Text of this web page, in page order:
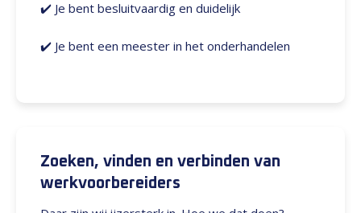
✔️ Je bent besluitvaardig en duidelijk
✔️ Je bent een meester in het onderhandelen
Zoeken, vinden en verbinden van
werkvoorbereiders